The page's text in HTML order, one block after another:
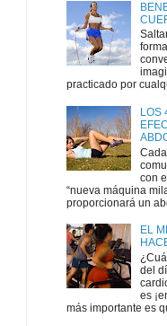
practicado por
LOS
con
“nueva máquina
proporcionará un
EL
del
es
más importante es